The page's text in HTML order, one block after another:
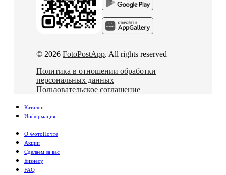
© 2026 FotoPostApp. All rights reserved
Политика в отношении обработки
персональных данных
Пользовательское соглашение
Каталог
Информация
О ФотоПочте
Акции
Сделаем за вас
Бизнесу
FAQ